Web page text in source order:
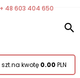
48 603 404 650
szt.na kwotę 0.00 PLN